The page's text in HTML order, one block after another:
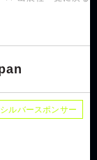
シルバースポンサー